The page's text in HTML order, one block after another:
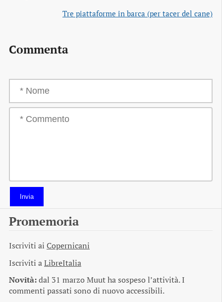
Tre piattaforme in barca (per tacer del cane)
Commenta
Invia
Promemoria
Iscriviti ai Copernicani
Iscriviti aLibreItalia
Novità:dal 31 marzo Muut ha sospeso l’attività. I
commenti passati sono di nuovo accessibili.